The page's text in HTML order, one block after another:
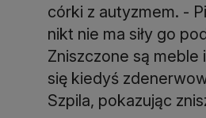
córki z autyzmem. -
nikt nie ma siły go
Zniszczone są meble
się kiedyś
Szpila, pokazując